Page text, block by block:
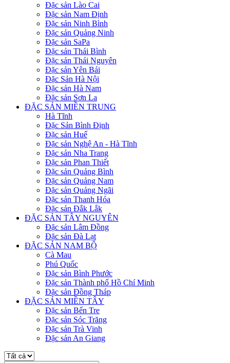
Đặc sản Lào Cai
Đặc sản Nam Định
Đặc sản Ninh Bình
Đặc sản Quảng Ninh
Đặc sản SaPa
Đặc sản Thái Bình
Đặc sản Thái Nguyên
Đặc sản Yên Bái
Đặc Sản Hà Nội
Đặc sản Hà Nam
Đặc sản Sơn La
ĐẶC SẢN MIỀN TRUNG
Hà Tĩnh
Đặc Sản Bình Định
Đặc sản Huế
Đặc sản Nghệ An - Hà Tĩnh
Đặc sản Nha Trang
Đặc sản Phan Thiết
Đặc sản Quảng Bình
Đặc sản Quảng Nam
Đặc sản Quảng Ngãi
Đặc sản Thanh Hóa
Đặc sản Đắk Lắk
ĐẶC SẢN TÂY NGUYÊN
Đặc sản Lâm Đồng
Đặc sản Đà Lạt
ĐẶC SẢN NAM BỘ
Cà Mau
Phú Quốc
Đặc sản Bình Phước
Đặc sản Thành phố Hồ Chí Minh
Đặc sản Đồng Tháp
ĐẶC SẢN MIỀN TÂY
Đặc sản Bến Tre
Đặc sản Sóc Trăng
Đặc sản Trà Vinh
Đặc sản An Giang